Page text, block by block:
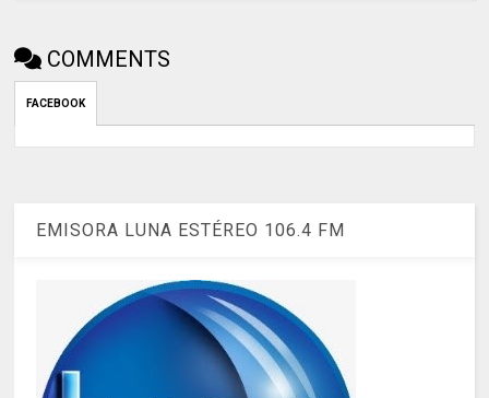
COMMENTS
FACEBOOK
EMISORA LUNA ESTÉREO 106.4 FM